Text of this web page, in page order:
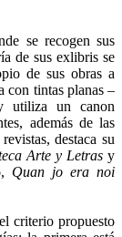
se recogen sus
de sus exlibris se
de sus obras a
con tintas planas –
utiliza un canon
además de las
destaca su
Arte y Letras y
Quan jo era noi
criterio propuesto